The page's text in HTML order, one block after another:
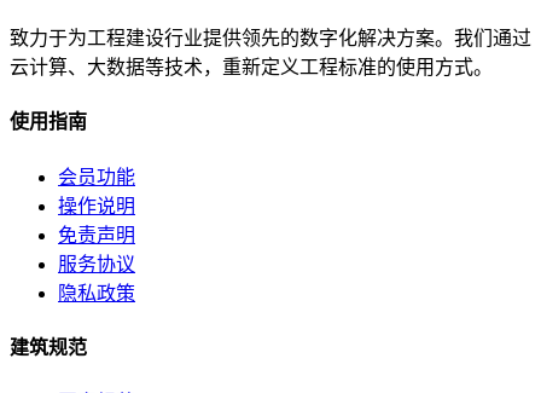
致力于为工程建设行业提供领先的数字化解决方案。我们通过
云计算、大数据等技术，重新定义工程标准的使用方式。
使用指南
会员功能
操作说明
免责声明
服务协议
隐私政策
建筑规范